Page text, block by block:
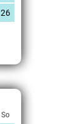
26
So